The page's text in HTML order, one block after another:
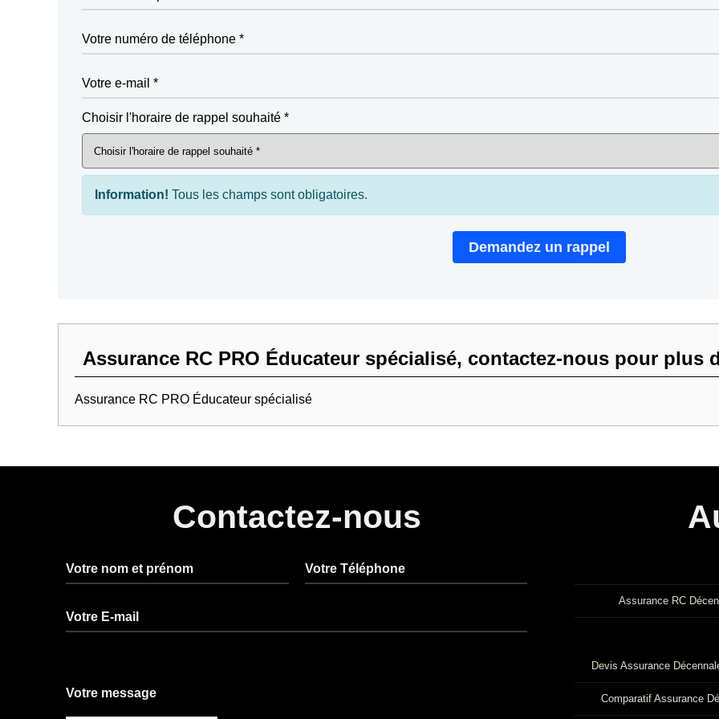
Votre numéro de téléphone *
Votre e-mail *
Choisir l'horaire de rappel souhaité *
Information! Tous les champs sont obligatoires.
Demandez un rappel
Assurance RC PRO Éducateur spécialisé, contactez-nous pour plus
Assurance RC PRO Éducateur spécialisé
Contactez-nous
Votre nom et prénom Votre Téléphone
Votre E-mail
Votre message
Assurance RC
Devis Assurance
Comparatif Assurance